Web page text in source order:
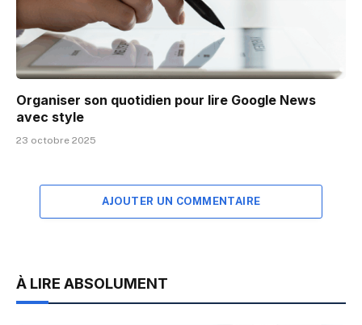
Organiser son quotidien pour lire Google News
avec style
23 octobre 2025
AJOUTER UN COMMENTAIRE
À LIRE ABSOLUMENT